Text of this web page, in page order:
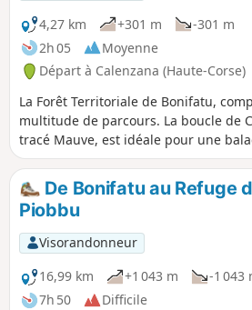
4,27 km
+301 m
-301 m
2h 05
Moyenne
Départ à Calenzana (Haute-Corse)
La Forêt Territoriale de Bonifatu,
multitude de parcours. La boucle de
tracé Mauve, est idéale pour une
courte. En commençant dans le sens
proposé ici, vous pourrez la terminer
vous délassant dans la rivière. Parfait
les familles ou les débutants. Très
ombragée.
De Bonifatu au Refuge
Piobbu
Visorandonneur
16,99 km
+1 043 m
-1 043
7h 50
Difficile